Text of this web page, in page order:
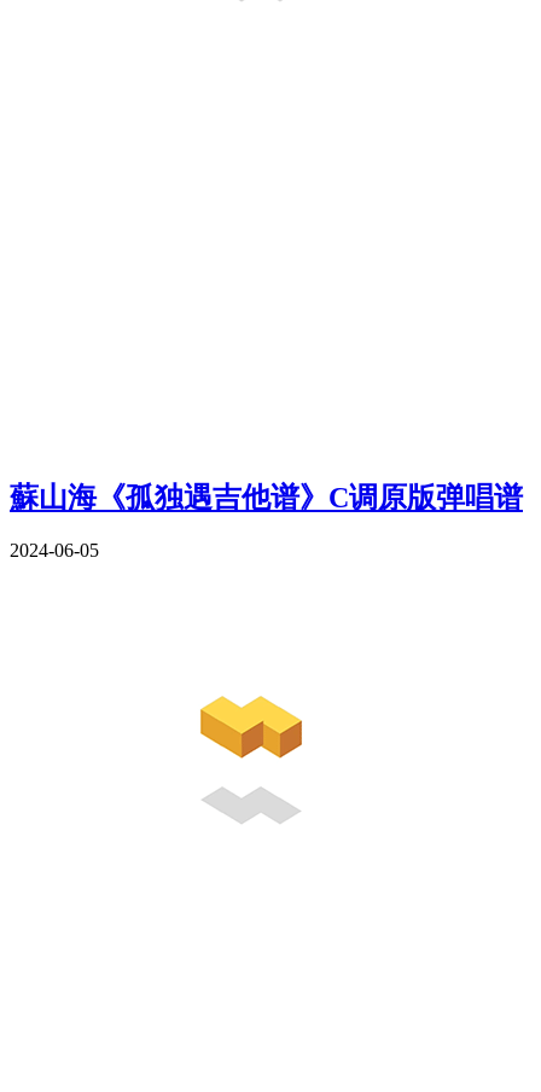
蘇山海《孤独遇吉他谱》C调原版弹唱谱
2024-06-05